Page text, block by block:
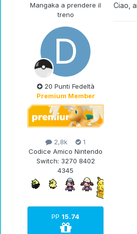
Mangaka a prendere il
treno
20 Punti Fedeltà
Premium Member
2,8k
1
Codice Amico Nintendo
Switch: 3270 8402
4345
PP 15.74
Ciao,